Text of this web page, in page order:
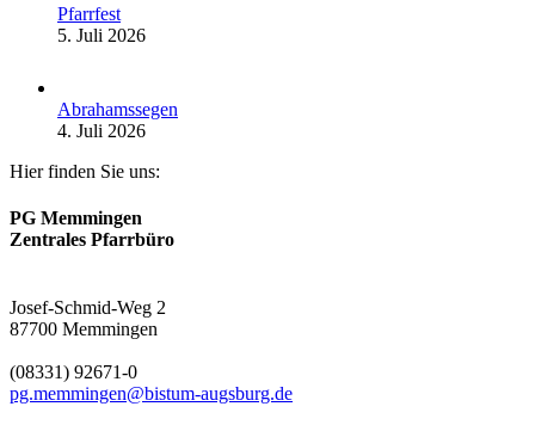
Pfarrfest
5. Juli 2026
Abrahamssegen
4. Juli 2026
Hier finden Sie uns:
PG Memmingen
Zentrales Pfarrbüro
Josef-Schmid-Weg 2
87700 Memmingen
(08331) 92671-0
pg.memmingen@bistum-augsburg.de